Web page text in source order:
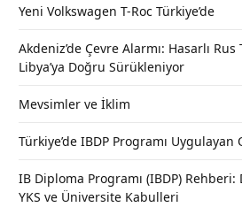
Yeni Volkswagen T-Roc Türkiye’de
Akdeniz’de Çevre Alarmı: Hasarlı
Libya’ya Doğru Sürükleniyor
Mevsimler ve İklim
Türkiye’de IBDP Programı
IB Diploma Programı (IBDP)
YKS ve Üniversite Kabulleri